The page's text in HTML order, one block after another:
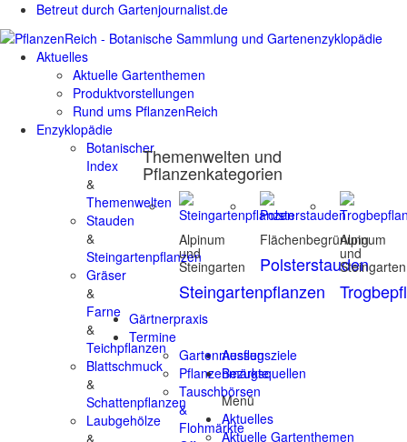
Betreut durch Gartenjournalist.de
Aktuelles
Aktuelle Gartenthemen
Produktvorstellungen
Rund ums PflanzenReich
Enzyklopädie
Botanischer
Index
&
Themenwelten
Stauden
&
Steingartenpflanzen
Gräser
&
Farne
&
Teichpflanzen
Blattschmuck
&
Schattenpflanzen
Laubgehölze
Themenwelten und
Pflanzenkategorien
Alpinum
und
Steingarten
Steingartenpflanzen
Flächenbegrünung
Polsterstauden
Alpinum
und
Steingarten
Gärtnerpraxis
Termine
Gartenmessen
Pflanzenmärkte
Tauschbörsen
&
Flohmärkte
Ausflugsziele
Bezugsquellen
Menü
Aktuelles
Aktuelle Gartenthemen